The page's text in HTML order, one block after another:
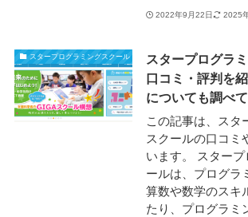
2022年9月22日 2025
スタープログラミングスクール
スタープログラ
口コミ・評判を
についても調べ
この記事は、スタ
スクールの口コミ
います。 スター
ールは、プログラ
算数や数学のスキ
たり、プログラミ